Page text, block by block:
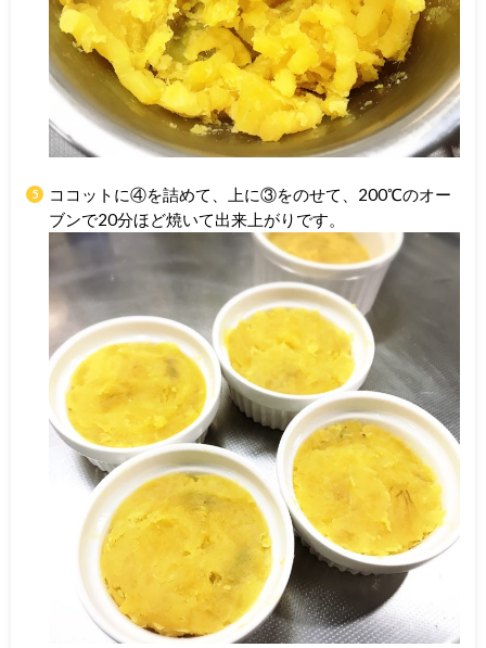
ココットに④を詰めて、上に③をのせて、200℃のオー
ブンで20分ほど焼いて出来上がりです。